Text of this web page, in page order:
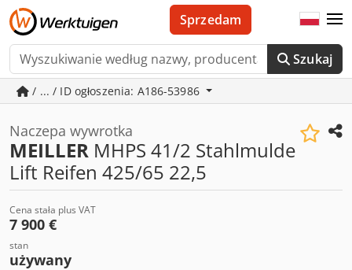
Szukaj
Sprzedam
/ ... / ID ogłoszenia: A186-53986
Naczepa wywrotka
MEILLER MHPS 41/2 Stahlmulde
Lift Reifen 425/65 22,5
Cena stała plus VAT
7 900 €
stan
używany